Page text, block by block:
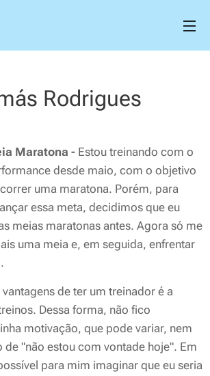
Rodrigues
Maratona - Estou treinando com o
desde maio, com o objetivo
uma maratona. Porém, para
essa meta, decidimos que eu
meias maratonas antes. Agora só me
uma meia e, em seguida, enfrentar
de ter um treinador é a
Dessa forma, não fico
motivação, que pode variar, nem
de "não estou com vontade hoje". Em
para mim imaginar que eu seria